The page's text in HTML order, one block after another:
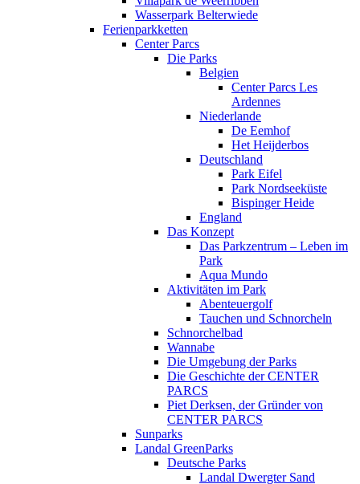
Wasserpark Belterwiede
Ferienparkketten
Center Parcs
Die Parks
Belgien
Center Parcs Les
Ardennes
Niederlande
De Eemhof
Het Heijderbos
Deutschland
Park Eifel
Park Nordseeküste
Bispinger Heide
England
Das Konzept
Das Parkzentrum – Leben im
Park
Aqua Mundo
Aktivitäten im Park
Abenteuergolf
Tauchen und Schnorcheln
Schnorchelbad
Wannabe
Die Umgebung der Parks
Die Geschichte der CENTER
PARCS
Piet Derksen, der Gründer von
CENTER PARCS
Sunparks
Landal GreenParks
Deutsche Parks
Landal Dwergter Sand